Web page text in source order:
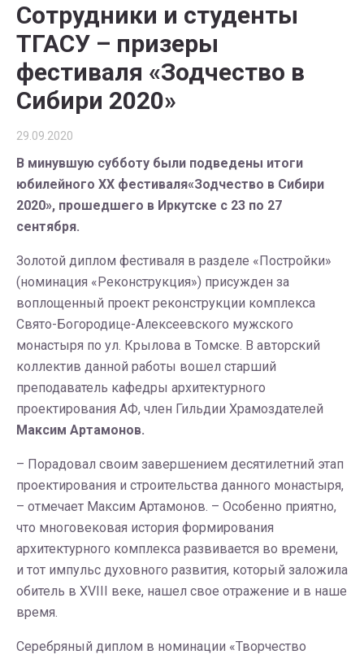
Сотрудники и студенты
ТГАСУ – призеры
фестиваля «Зодчество в
Сибири 2020»
29.09.2020
В минувшую субботу были подведены итоги
юбилейного XX фестиваля«Зодчество в Сибири
2020», прошедшего в Иркутске с 23 по 27
сентября.
Золотой диплом фестиваля в разделе «Постройки»
(номинация «Реконструкция») присужден за
воплощенный проект реконструкции комплекса
Свято-Богородице-Алексеевского мужского
монастыря по ул. Крылова в Томске. В авторский
коллектив данной работы вошел старший
преподаватель кафедры архитектурного
проектирования АФ, член Гильдии Храмоздателей
Максим Артамонов.
– Порадовал своим завершением десятилетний этап
проектирования и строительства данного монастыря,
– отмечает Максим Артамонов. – Особенно приятно,
что многовековая история формирования
архитектурного комплекса развивается во времени,
и тот импульс духовного развития, который заложила
обитель в XVIII веке, нашел свое отражение и в наше
время.
Серебряный диплом в номинации «Творчество